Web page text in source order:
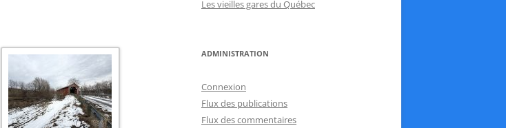
Les vieilles gares du Québec
ADMINISTRATION
Connexion
Flux des publications
Flux des commentaires